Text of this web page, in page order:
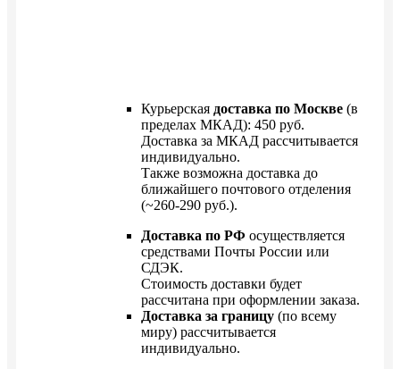
Курьерская доставка по Москве (в
пределах МКАД): 450 руб.
Доставка за МКАД рассчитывается
индивидуально.
Также возможна доставка до
ближайшего почтового отделения
(~260-290 руб.).
Доставка по РФ осуществляется
средствами Почты России или
СДЭК.
Стоимость доставки будет
рассчитана при оформлении заказа.
Доставка за границу (по всему
миру) рассчитывается
индивидуально.